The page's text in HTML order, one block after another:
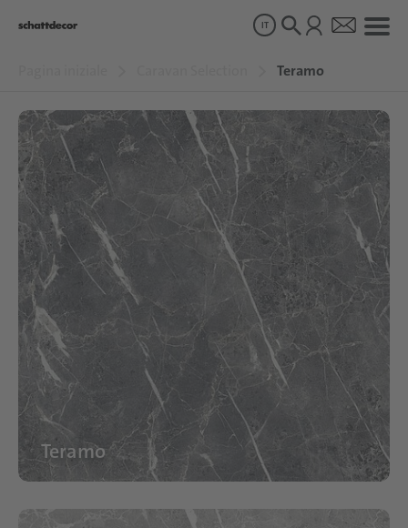
Prodotti
Chi siamo
Sostenibilità
Carriera
IT
Teramo
Teramo